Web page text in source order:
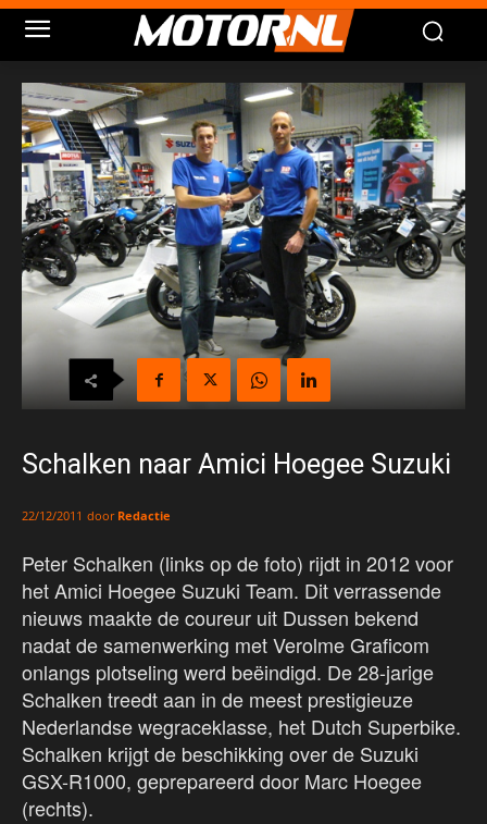
Schalken naar Amici Hoegee Suzuki
22/12/2011 door Redactie
Peter Schalken (links op de foto) rijdt in 2012 voor
het Amici Hoegee Suzuki Team. Dit verrassende
nieuws maakte de coureur uit Dussen bekend
nadat de samenwerking met Verolme Graficom
onlangs plotseling werd beëindigd. De 28-jarige
Schalken treedt aan in de meest prestigieuze
Nederlandse wegraceklasse, het Dutch Superbike.
Schalken krijgt de beschikking over de Suzuki
GSX-R1000, geprepareerd door Marc Hoegee
(rechts).